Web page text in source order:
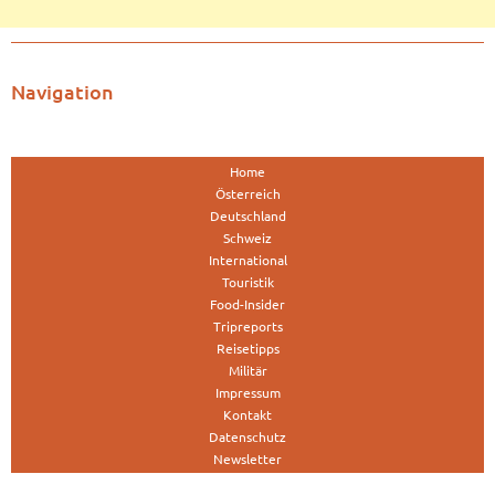
Navigation
Home
Österreich
Deutschland
Schweiz
International
Touristik
Food-Insider
Tripreports
Reisetipps
Militär
Impressum
Kontakt
Datenschutz
Newsletter